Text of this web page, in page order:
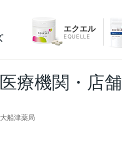
エクエル
EQUELLE
療機関・店舗
大船津薬局